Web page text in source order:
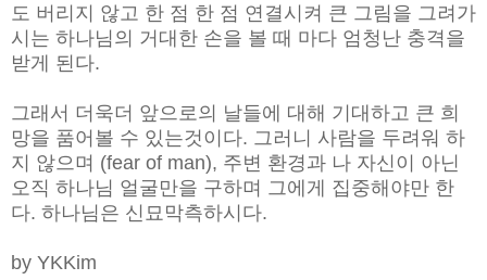
도 버리지 않고 한 점 한 점 연결시켜 큰 그림을 그려가
시는 하나님의 거대한 손을 볼 때 마다 엄청난 충격을
받게 된다.
그래서 더욱더 앞으로의 날들에 대해 기대하고 큰 희
망을 품어볼 수 있는것이다. 그러니 사람을 두려워 하
지 않으며 (fear of man), 주변 환경과 나 자신이 아닌
오직 하나님 얼굴만을 구하며 그에게 집중해야만 한
다. 하나님은 신묘막측하시다.
by YKKim